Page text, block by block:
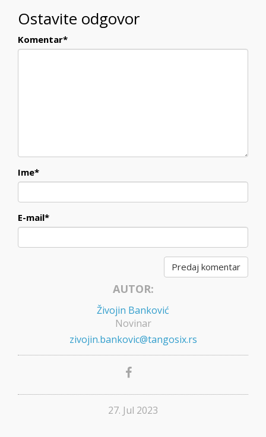
Ostavite odgovor
Komentar*
Ime*
E-mail*
AUTOR:
Živojin Banković
Novinar
zivojin.bankovic@tangosix.rs
27. Jul 2023